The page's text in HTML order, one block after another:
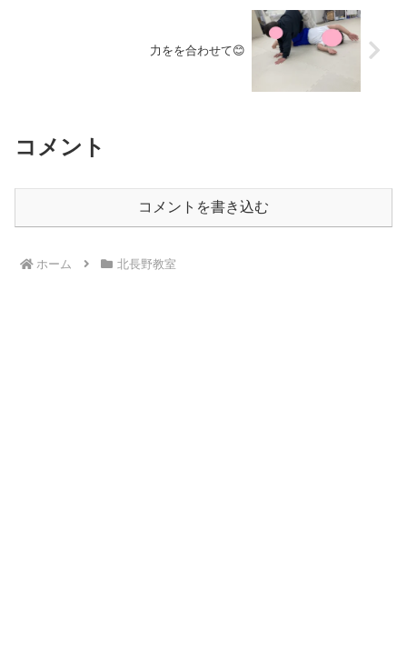
力をを合わせて😊
コメント
コメントを書き込む
ホーム 北長野教室